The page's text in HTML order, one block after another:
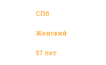
CПб
Женский
57 лет